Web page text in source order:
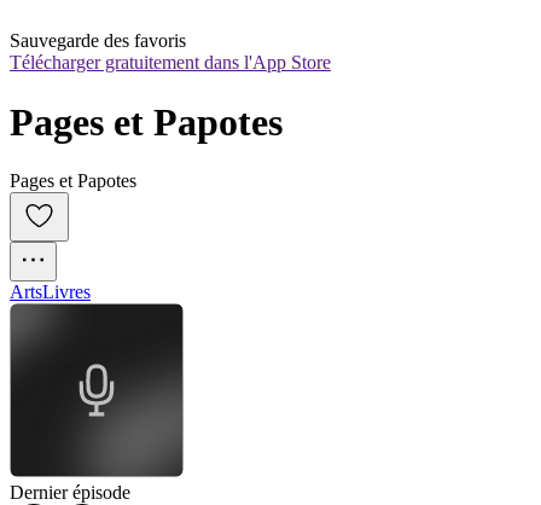
Sauvegarde des favoris
Télécharger gratuitement dans l'App Store
Pages et Papotes
Pages et Papotes
ArtsLivres
Dernier épisode